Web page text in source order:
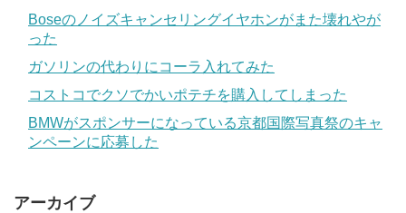
Boseのノイズキャンセリングイヤホンがまた壊れやが
った
ガソリンの代わりにコーラ入れてみた
コストコでクソでかいポテチを購入してしまった
BMWがスポンサーになっている京都国際写真祭のキャ
ンペーンに応募した
アーカイブ